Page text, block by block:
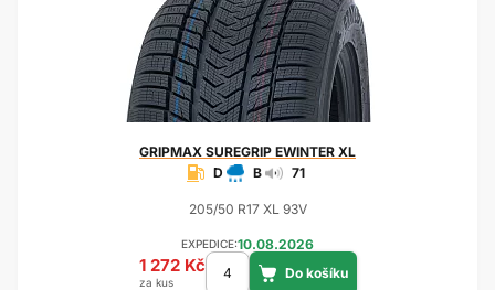
GRIPMAX SUREGRIP EWINTER XL
D
B 71
205/50 R17 XL 93V
EXPEDICE:10.08.2026
1 272 Kč
za kus